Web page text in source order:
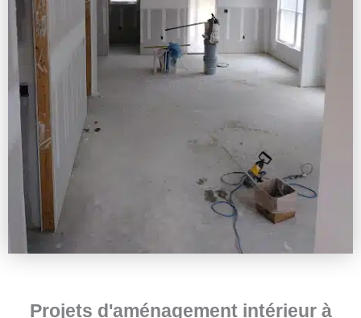
Projets d'aménagement intérieur à